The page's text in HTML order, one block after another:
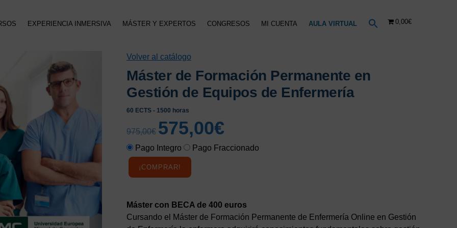
EXPERIENCIA INMERSIVA MÁSTER Y EXPERTOS CONGRESOS MI CUENTA AULA VIRTUAL 0,00€
Volver al catálogo
Máster de Formación Permanente en
Gestión de Equipos de Enfermería
60 ECTS - 1500 horas
975,00€
El
precio
original
575,00€
actual
Pago Integro Pago Fraccionado
¡COMPRAR!
Máster con BECA de 400 euros
Cursando el Máster de Formación Permanente de Enfermería Online en Gestión